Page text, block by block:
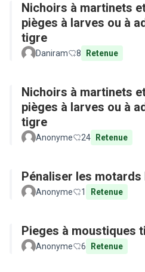
Nichoirs à martinets
pièges à larves ou à
tigre
Daniram 8 Retenue
Nichoirs à martinets
pièges à larves ou à
tigre
Anonyme 24 Retenue
Pénaliser les motards
Anonyme 1 Retenue
Pieges à moustiques
Anonyme 6 Retenue